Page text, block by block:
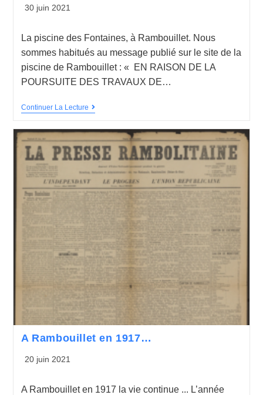
30 juin 2021
La piscine des Fontaines, à Rambouillet. Nous
sommes habitués au message publié sur le site de la
piscine de Rambouillet : « EN RAISON DE LA
POURSUITE DES TRAVAUX DE…
Continuer La Lecture
A Rambouillet en 1917…
20 juin 2021
A Rambouillet en 1917 la vie continue ... L’année